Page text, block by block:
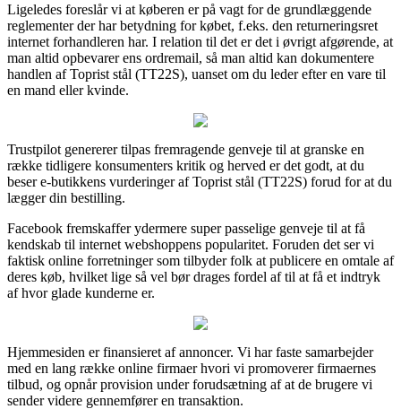
Ligeledes foreslår vi at køberen er på vagt for de grundlæggende
reglementer der har betydning for købet, f.eks. den returneringsret
internet forhandleren har. I relation til det er det i øvrigt afgørende, at
man altid opbevarer ens ordremail, så man altid kan dokumentere
handlen af Toprist stål (TT22S), uanset om du leder efter en vare til
en mand eller kvinde.
Trustpilot genererer tilpas fremragende genveje til at granske en
række tidligere konsumenters kritik og herved er det godt, at du
beser e-butikkens vurderinger af Toprist stål (TT22S) forud for at du
lægger din bestilling.
Facebook fremskaffer ydermere super passelige genveje til at få
kendskab til internet webshoppens popularitet. Foruden det ser vi
faktisk online forretninger som tilbyder folk at publicere en omtale af
deres køb, hvilket lige så vel bør drages fordel af til at få et indtryk
af hvor glade kunderne er.
Hjemmesiden er finansieret af annoncer. Vi har faste samarbejder
med en lang række online firmaer hvori vi promoverer firmaernes
tilbud, og opnår provision under forudsætning af at de brugere vi
sender videre gennemfører en transaktion.